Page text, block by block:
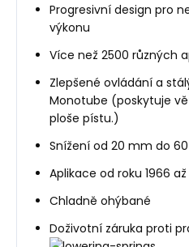
Progresivní design pro
výkonu
Více než 2500 různých
Zlepšené ovládání a
Monotube (poskytuje
ploše pístu.)
Snížení od 20 mm do
Aplikace od roku 1966
Chladně ohýbané
Doživotní záruka proti